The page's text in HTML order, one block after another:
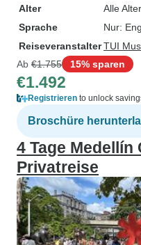
Alter
Alle
Sprache
Nur:
ReiseveranstalterTUI
Ab €1.755 15% sparen
€1.492
Registrieren to unlock
Broschüre
4 Tage
Privatreise